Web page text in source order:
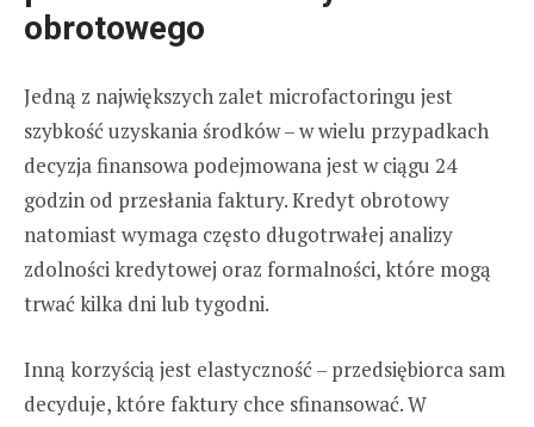
obrotowego
Jedną z największych zalet microfactoringu jest
szybkość uzyskania środków – w wielu przypadkach
decyzja finansowa podejmowana jest w ciągu 24
godzin od przesłania faktury. Kredyt obrotowy
natomiast wymaga często długotrwałej analizy
zdolności kredytowej oraz formalności, które mogą
trwać kilka dni lub tygodni.
Inną korzyścią jest elastyczność – przedsiębiorca sam
decyduje, które faktury chce sfinansować. W